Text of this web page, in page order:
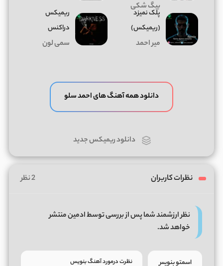
بیگ شکی
پلک نمیزد
(ریمیکس)
میر احمد
ریمیکس
دراکنس
سمی لون
دانلود همه آهنگ های احمد سلو
دانلود ریمیکس جدید
نظرات کاربران 2 نظر
نظر ارزشمند شما پس از بررسی توسط ادمین منتشر
خواهد شد.